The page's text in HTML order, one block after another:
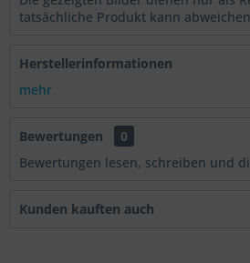
tatsächliche Produkt kann
Herstellerinformationen
mehr
Bewertungen
0
Bewertungen lesen, schreiben und
Kunden kauften auch